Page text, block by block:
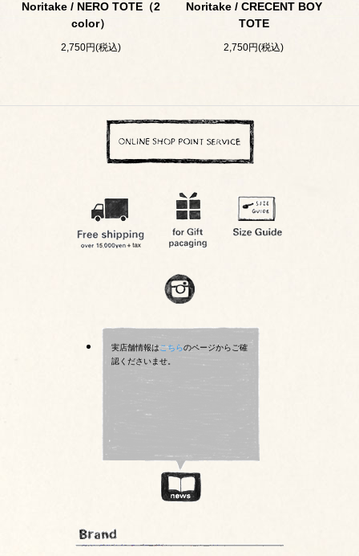
Noritake / NERO TOTE（2
color）
2,750円(税込)
Noritake / CRECENT BOY
TOTE
2,750円(税込)
実店舗情報はこちらのページからご確
認くださいませ。